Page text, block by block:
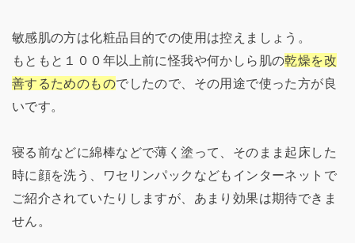
敏感肌の方は化粧品目的での使用は控えましょう。
もともと１００年以上前に怪我や何かしら肌の乾燥を改
善するためのものでしたので、その用途で使った方が良
いです。
寝る前などに綿棒などで薄く塗って、そのまま起床した
時に顔を洗う、ワセリンパックなどもインターネットで
ご紹介されていたりしますが、あまり効果は期待できま
せん。